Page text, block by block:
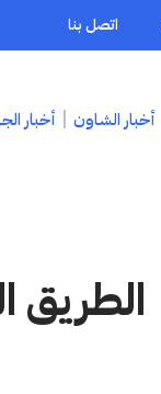
اتصل بنا
أخبار الشاون أخبار